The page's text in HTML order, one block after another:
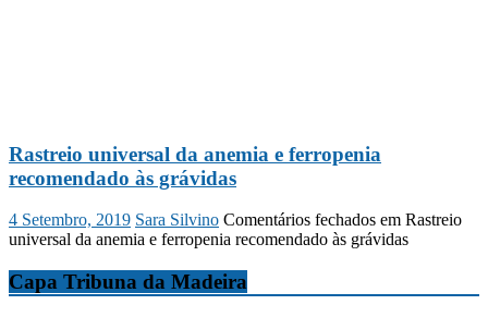
Rastreio universal da anemia e ferropenia
recomendado às grávidas
4 Setembro, 2019 Sara Silvino Comentários fechados em Rastreio
universal da anemia e ferropenia recomendado às grávidas
Capa Tribuna da Madeira